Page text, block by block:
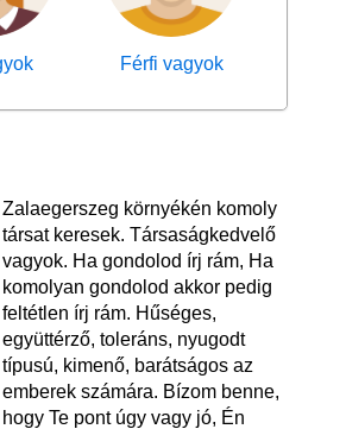
Férfi vagyok
Zalaegerszeg környékén komoly
társat keresek. Társaságkedvelő
vagyok. Ha gondolod írj rám, Ha
komolyan gondolod akkor pedig
feltétlen írj rám. Hűséges,
együttérző, toleráns, nyugodt
típusú, kimenő, barátságos az
emberek számára. Bízom benne,
hogy Te pont úgy vagy jó, Én